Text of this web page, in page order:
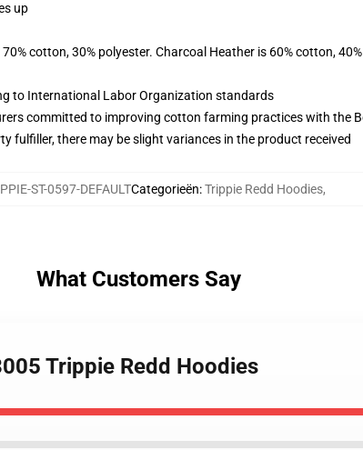
up
cotton, 30% polyester. Charcoal Heather is 60% cotton,
to International Labor Organization standards
committed to improving cotton farming practices with the
fulfiller, there may be slight variances in the product received
ST-0597-DEFAULTCategorieën:Trippie Redd Hoodies,
What Customers Say
Trippie Redd Hoodies